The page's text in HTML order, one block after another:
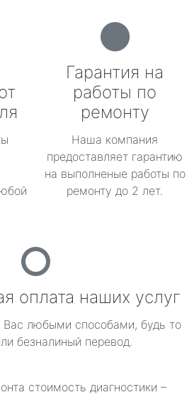
Гарантия на
работы по
ремонту
Наша компания
предоставляет гарантию
на выполненые работы по
ремонту до 2 лет.
оплата наших услуг
любыми способами, будь то
безналиный перевод.
стоимость диагностики –